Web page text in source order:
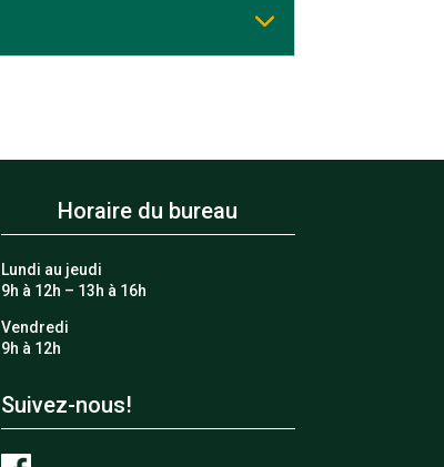
Horaire du bureau
Lundi au jeudi
9h à 12h – 13h à 16h
Vendredi
9h à 12h
Suivez-nous!